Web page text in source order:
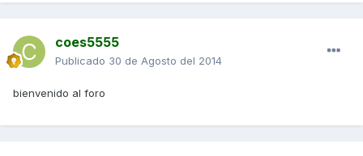
coes5555
Publicado 30 de Agosto del 2014
bienvenido al foro